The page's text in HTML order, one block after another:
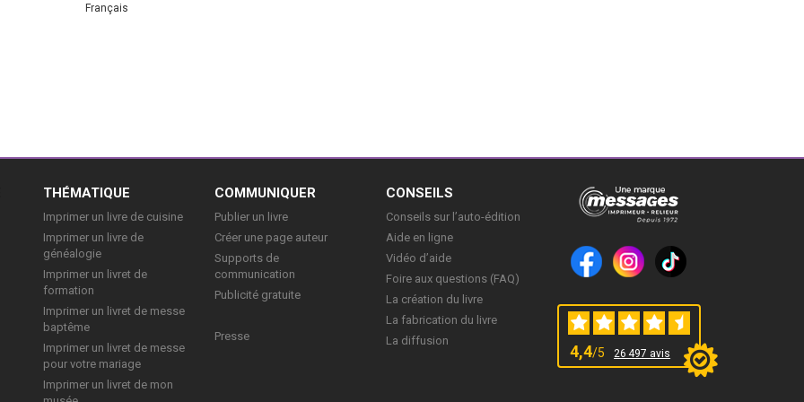
Français
THÉMATIQUE
Imprimer un livre de cuisine
Imprimer un livre de
généalogie
Imprimer un livret de
formation
Imprimer un livret de messe
baptême
Imprimer un livret de messe
pour votre mariage
Imprimer un livret de mon
COMMUNIQUER
Publier un livre
Créer une page auteur
Supports de
communication
Publicité gratuite
Presse
CONSEILS
Conseils sur l’auto-édition
Aide en ligne
Vidéo d’aide
Foire aux questions (FAQ)
La création du livre
La fabrication du livre
La diffusion
4,4/5 26 497 avis